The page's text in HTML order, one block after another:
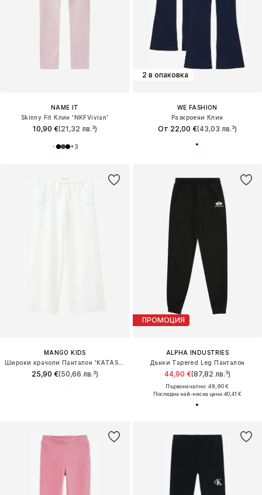
NAME IT
Skinny Fit Клин 'NKFVivian'
10,90 €(21,32 лв.³)
+3
2 в опаковка
WE FASHION
Разкроени Клин
От 22,00 €(43,03 лв.³)
MANGO KIDS
25,90 €(50,66 лв.³)
ПРОМОЦИЯ
ALPHA INDUSTRIES
Дънки Tapered Leg Панталон
44,90 €(87,82 лв.³)
Първоначално: 49,90 €
Последна най-ниска цена:40,41 €